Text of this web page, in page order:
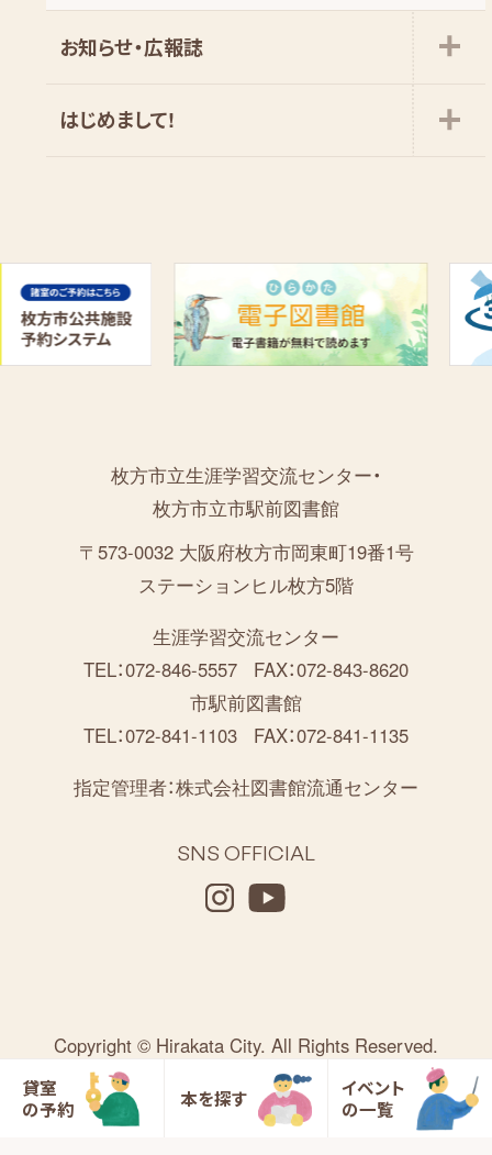
貸室
の予約
本を探す
イベント
の一覧
お知らせ・広報誌
はじめまして!
枚方市立生涯学習交流センター・
枚方市立市駅前図書館
〒573-0032 大阪府枚方市岡東町19番1号
ステーションヒル枚方5階
生涯学習交流センター
TEL：072-846-5557
FAX：072-843-8620
市駅前図書館
TEL：072-841-1103
FAX：072-841-1135
指定管理者：株式会社図書館流通センター
SNS OFFICIAL
Copyright © Hirakata City. All Rights Reserved.